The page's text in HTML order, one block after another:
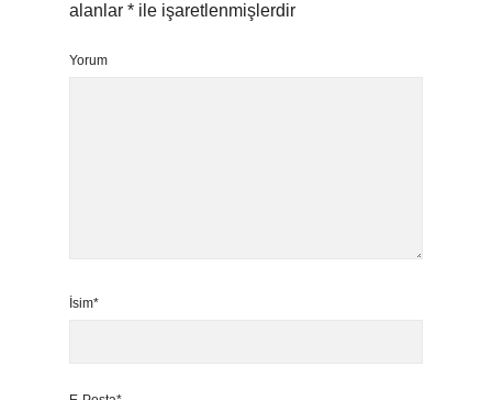
alanlar * ile işaretlenmişlerdir
Yorum
İsim*